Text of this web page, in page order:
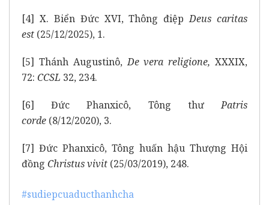
[4] X. Biển Đức XVI, Thông điệpDeus caritas
est (25/12/2025), 1.
[5] Thánh Augustinô,De vera religione, XXXIX,
72: CCSL 32, 234.
[6] Đức Phanxicô, Tông thưPatris
corde (8/12/2020), 3.
[7] Đức Phanxicô, Tông huấn hậu Thượng Hội
đồng Christus vivit (25/03/2019), 248.
#sudiepcuaducthanhcha